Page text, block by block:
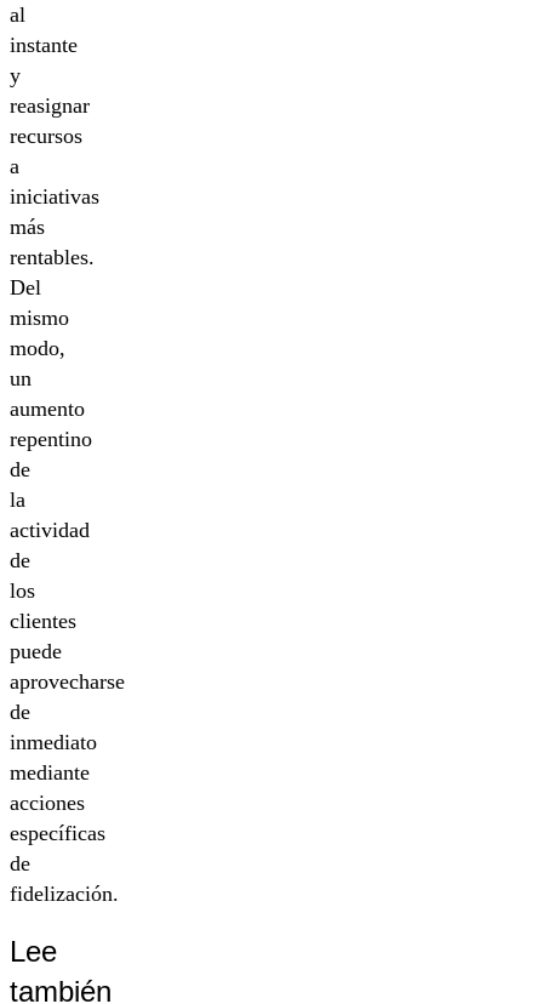
al
instante
y
reasignar
recursos
a
iniciativas
más
rentables.
Del
mismo
modo,
un
aumento
repentino
de
la
actividad
de
los
clientes
puede
aprovecharse
de
inmediato
mediante
acciones
específicas
de
fidelización.
Lee
también